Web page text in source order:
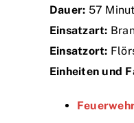
Dauer: 57
Einsatzart:
Einsatzort:
Einheiten und